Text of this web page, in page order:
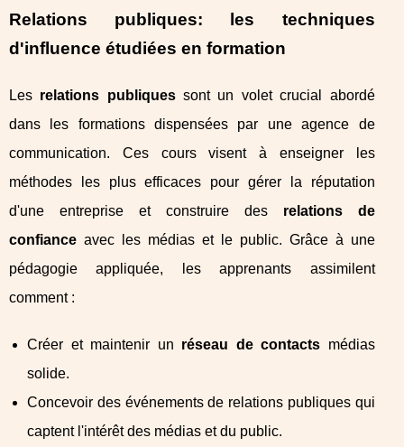
Relations publiques: les techniques
d'influence étudiées en formation
Les relations publiquessont un volet crucial abordé
dans les formations dispensées par une agence de
communication. Ces cours visent à enseigner les
méthodes les plus efficaces pour gérer la réputation
d'une entreprise et construire des relations de
confiance avec les médias et le public. Grâce à une
pédagogie appliquée, les apprenants assimilent
comment :
Créer et maintenir un réseau de contacts médias
solide.
Concevoir des événements de relations publiques qui
captent l'intérêt des médias et du public.